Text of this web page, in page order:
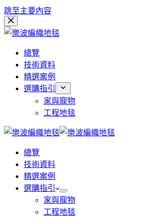
跳至主要內容
總覽
技術資料
精選案例
選購指引
家與寵物
工程地毯
總覽
技術資料
精選案例
選購指引
家與寵物
工程地毯